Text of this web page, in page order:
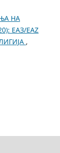
НА
ЕАЗ/EAZ
,